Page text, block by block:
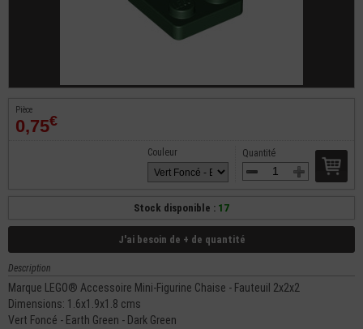
Pièce
0,75€
Quantité
Couleur
Stock disponible : 17
J'ai besoin de + de quantité
Description
Marque LEGO® Accessoire Mini-Figurine Chaise - Fauteuil 2x2x2
Dimensions: 1.6x1.9x1.8 cms
Vert Foncé - Earth Green - Dark Green